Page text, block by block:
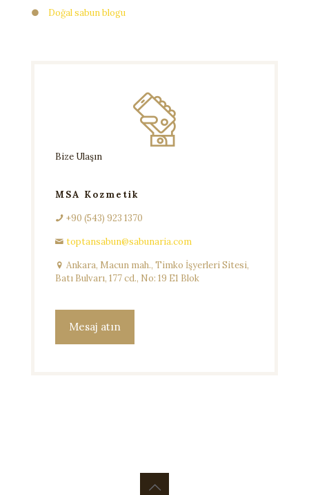
●
Doğal sabun blogu
Bize Ulaşın
MSA Kozmetik
+90 (543) 923 1370
toptansabun@sabunaria.com
Ankara, Macun mah., Timko İşyerleri Sitesi,
Batı Bulvarı, 177 cd., No: 19 E1 Blok
Mesaj atın